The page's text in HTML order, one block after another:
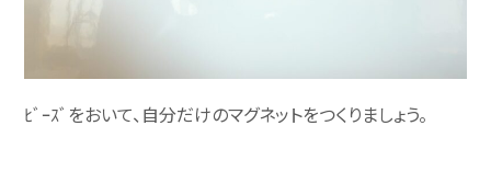
ﾋﾞｰｽﾞをおいて、自分だけのマグネットをつくりましょう。